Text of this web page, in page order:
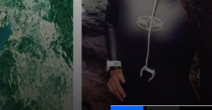
X
Facebook